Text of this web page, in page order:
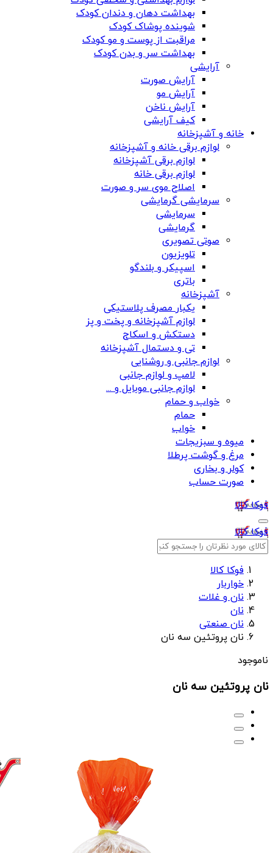
بهداشت دهان و دندان کودک
شوینده پوشاک کودک
مراقبت از پوست و مو کودک
بهداشت سر و بدن کودک
آرایشی
آرایش صورت
آرایش مو
آرایش ناخن
کیف آرایشی
خانه و آشپزخانه
لوازم برقی خانه و آشپزخانه
لوازم برقی آشپزخانه
لوازم برقی خانه
اصلاح موی سر و صورت
سرمایشی گرمایشی
سرمایشی
گرمایشی
صوتی تصویری
تلویزیون
اسپیکر و بلندگو
باتری
آشپزخانه
یکبار مصرف پلاستیکی
لوازم آشپزخانه و پخت و پز
دستکش و اسکاج
تی و دستمال آشپزخانه
لوازم جانبی و روشنایی
لامپ و لوازم جانبی
لوازم جانبی موبایل و ...
خواب و حمام
حمام
خواب
میوه و سبزیجات
مرغ و گوشت پرطلا
کولر و بخاری
صورت حساب
فوکا کالا
فوکا کالا
فوکا کالا
خواربار
نان و غلات
نان
نان صنعتی
نان پروتئین سه نان
ناموجود
نان پروتئین سه نان